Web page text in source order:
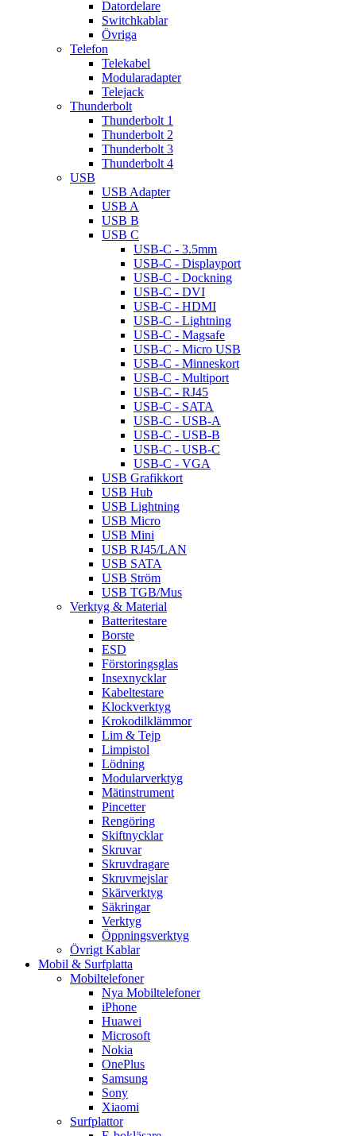
Datordelare
Switchkablar
Övriga
Telefon
Telekabel
Modularadapter
Telejack
Thunderbolt
Thunderbolt 1
Thunderbolt 2
Thunderbolt 3
Thunderbolt 4
USB
USB Adapter
USB A
USB B
USB C
USB-C - 3.5mm
USB-C - Displayport
USB-C - Dockning
USB-C - DVI
USB-C - HDMI
USB-C - Lightning
USB-C - Magsafe
USB-C - Micro USB
USB-C - Minneskort
USB-C - Multiport
USB-C - RJ45
USB-C - SATA
USB-C - USB-A
USB-C - USB-B
USB-C - USB-C
USB-C - VGA
USB Grafikkort
USB Hub
USB Lightning
USB Micro
USB Mini
USB RJ45/LAN
USB SATA
USB Ström
USB TGB/Mus
Verktyg & Material
Batteritestare
Borste
ESD
Förstoringsglas
Insexnycklar
Kabeltestare
Klockverktyg
Krokodilklämmor
Lim & Tejp
Limpistol
Lödning
Modularverktyg
Mätinstrument
Pincetter
Rengöring
Skiftnycklar
Skruvar
Skruvdragare
Skruvmejslar
Skärverktyg
Säkringar
Verktyg
Öppningsverktyg
Övrigt Kablar
Mobil & Surfplatta
Mobiltelefoner
Nya Mobiltelefoner
iPhone
Huawei
Microsoft
Nokia
OnePlus
Samsung
Sony
Xiaomi
Surfplattor